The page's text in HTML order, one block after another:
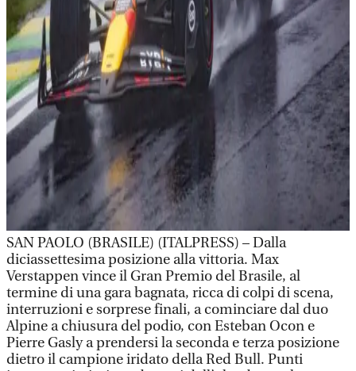
SAN PAOLO (BRASILE) (ITALPRESS) – Dalla
diciassettesima posizione alla vittoria. Max
Verstappen vince il Gran Premio del Brasile, al
termine di una gara bagnata, ricca di colpi di scena,
interruzioni e sorprese finali, a cominciare dal duo
Alpine a chiusura del podio, con Esteban Ocon e
Pierre Gasly a prendersi la seconda e terza posizione
dietro il campione iridato della Red Bull. Punti